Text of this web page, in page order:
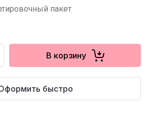
пакет
В корзину
быстро